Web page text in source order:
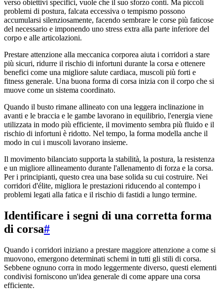
verso obiettivi specifici, vuole che il suo sforzo conti. Ma piccoli
problemi di postura, falcata eccessiva o tempismo possono
accumularsi silenziosamente, facendo sembrare le corse più faticose
del necessario e imponendo uno stress extra alla parte inferiore del
corpo e alle articolazioni.
Prestare attenzione alla meccanica corporea aiuta i corridori a stare
più sicuri, ridurre il rischio di infortuni durante la corsa e ottenere
benefici come una migliore salute cardiaca, muscoli più forti e
fitness generale. Una buona forma di corsa inizia con il corpo che si
muove come un sistema coordinato.
Quando il busto rimane allineato con una leggera inclinazione in
avanti e le braccia e le gambe lavorano in equilibrio, l'energia viene
utilizzata in modo più efficiente, il movimento sembra più fluido e il
rischio di infortuni è ridotto. Nel tempo, la forma modella anche il
modo in cui i muscoli lavorano insieme.
Il movimento bilanciato supporta la stabilità, la postura, la resistenza
e un migliore allineamento durante l'allenamento di forza e la corsa.
Per i principianti, questo crea una base solida su cui costruire. Nei
corridori d'élite, migliora le prestazioni riducendo al contempo i
problemi legati alla fatica e il rischio di fastidi a lungo termine.
Identificare i segni di una corretta forma
di corsa#
Quando i corridori iniziano a prestare maggiore attenzione a come si
muovono, emergono determinati schemi in tutti gli stili di corsa.
Sebbene ognuno corra in modo leggermente diverso, questi elementi
condivisi forniscono un'idea generale di come appare una corsa
efficiente.